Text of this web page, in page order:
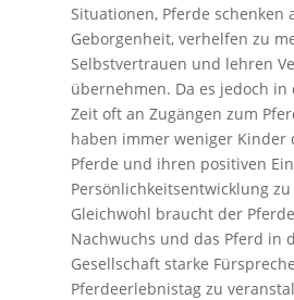
Situationen, Pferde schenken
Geborgenheit, verhelfen zu
Selbstvertrauen und lehren
übernehmen. Da es jedoch
Zeit oft an Zugängen zum
haben immer weniger Kinder
Pferde und ihren positiven
Persönlichkeitsentwicklung
Gleichwohl braucht der
Nachwuchs und das Pferd in
Gesellschaft starke
Pferdeerlebnistag zu